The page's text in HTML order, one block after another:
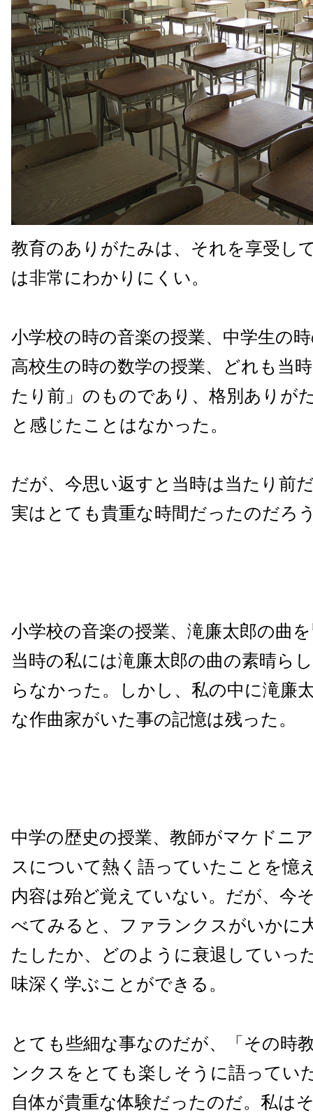
教育のありがたみは、それを享受し
は非常にわかりにくい。
小学校の時の音楽の授業、中学生の
高校生の時の数学の授業、どれも当
たり前」のものであり、格別ありが
と感じたことはなかった。
だが、今思い返すと当時は当たり前
実はとても貴重な時間だったのだろ
小学校の音楽の授業、滝廉太郎の曲
当時の私には滝廉太郎の曲の素晴ら
らなかった。しかし、私の中に滝廉
な作曲家がいた事の記憶は残った。
中学の歴史の授業、教師がマケドニ
スについて熱く語っていたことを憶
内容は殆ど覚えていない。だが、今
べてみると、ファランクスがいかに
たしたか、どのように衰退していっ
味深く学ぶことができる。
とても些細な事なのだが、「その時
ンクスをとても楽しそうに語ってい
自体が貴重な体験だったのだ。私は